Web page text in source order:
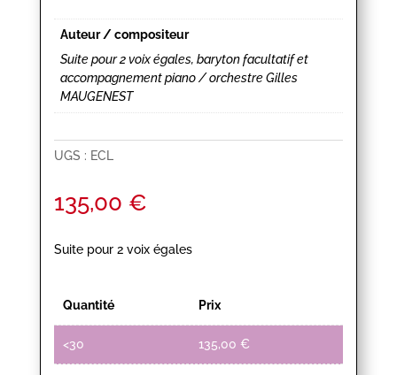
Auteur / compositeur
Suite pour 2 voix égales, baryton facultatif et
accompagnement piano / orchestre Gilles
MAUGENEST
UGS : ECL
135,00 €
Suite pour 2 voix égales
Quantité Prix
<30 135,00 €